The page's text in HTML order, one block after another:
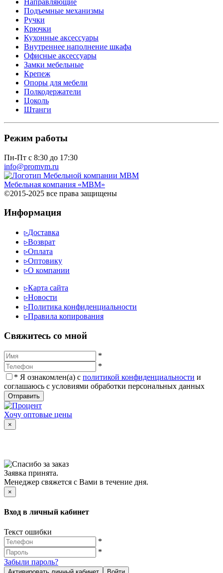
Направляющие
Подъемные механизмы
Ручки
Крючки
Кухонные аксессуары
Внутреннее наполнение шкафа
Офисные аксессуары
Замки мебельные
Крепеж
Опоры для мебели
Полкодержатели
Цоколь
Штанги
Режим работы
Пн-Пт с 8:30 до 17:30
info@promvm.ru
Мебельная компания «МВМ»
©2015-2025 все права защищены
Информация
▹Доставка
▹Возврат
▹Оплата
▹Оптовику
▹О компании
▹Карта сайта
▹Новости
▹Политика конфиденциальности
▹Правила копирования
Cвяжитесь со мной
*
*
* Я ознакомлен(а) с политикой конфиденциальности и
соглашаюсь с условиями обработки персональных данных
Отправить
Хочу оптовые цены
×
Заявка принята.
Менеджер свяжется с Вами в течение дня.
×
Вход в личный кабинет
Текст ошибки
*
*
Забыли пароль?